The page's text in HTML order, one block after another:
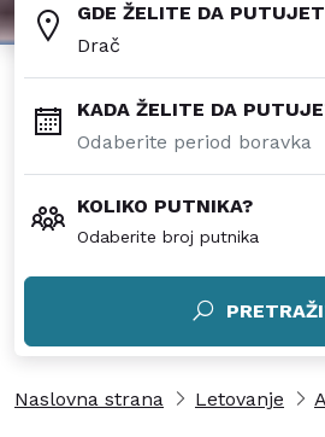
GDE ŽELITE DA
Drač
KADA ŽELITE DA
KOLIKO PUTNIKA?
Odaberite broj putnika
Naslovna strana Letovanje